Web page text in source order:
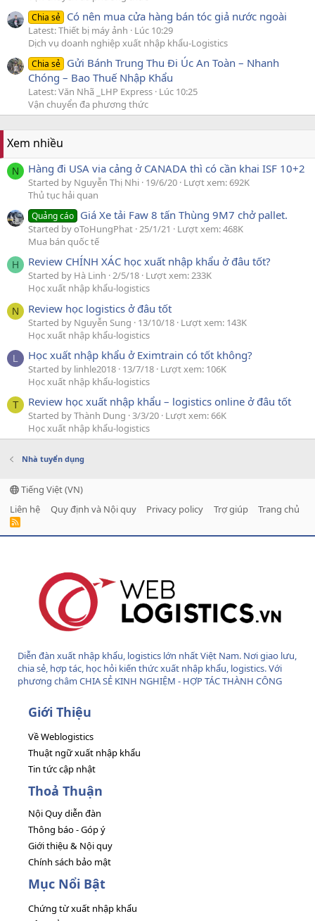
Chia sẻ Có nên mua cửa hàng bán tóc giả nước ngoài
Latest: Thiết bị máy ảnh
Lúc 10:29
Dịch vụ doanh nghiệp xuất nhập khẩu-Logistics
Chia sẻ Gửi Bánh Trung Thu Đi Úc An Toàn – Nhanh
Chóng – Bao Thuế Nhập Khẩu
Latest: Văn Nhã _LHP Express Lúc 10:25
Vận chuyển đa phương thức
Xem nhiều
N Hàng đi USA via cảng ở CANADA thì có cần khai ISF 10+2
Started by Nguyễn Thị Nhi 19/6/20 Lượt xem: 692K
Thủ tục hải quan
Quảng cáo Giá Xe tải Faw 8 tấn Thùng 9M7 chở pallet.
Started by oToHungPhat 25/1/21
Lượt xem: 468K
Mua bán quốc tế
H Review CHÍNH XÁC học xuất nhập khẩu ở đâu tốt?
Started by Hà Linh 2/5/18 Lượt xem: 233K
Học xuất nhập khẩu-logistics
N Review học logistics ở đâu tốt
Started by Nguyễn Sung 13/10/18 Lượt xem: 143K
Học xuất nhập khẩu-logistics
L Học xuất nhập khẩu ở Eximtrain có tốt không?
Started by linhle2018 13/7/18 Lượt xem: 106K
Học xuất nhập khẩu-logistics
T Review học xuất nhập khẩu – logistics online ở đâu tốt
Started by Thành Dung 3/3/20 Lượt xem: 66K
Học xuất nhập khẩu-logistics
Nhà tuyển dụng
Tiếng Việt (VN)
Liên hệ
Quy định và Nội quy Privacy policy Trợ giúp Trang chủ
R
Diễn đàn xuất nhập khẩu, logistics lớn nhất Việt Nam. Nơi giao lưu,
chia sẻ, hợp tác, học hỏi kiến thức xuất nhập khẩu, logistics. Với
phương châm CHIA SẺ KINH NGHIỆM - HỢP TÁC THÀNH CÔNG
Giới Thiệu
Về Weblogistics
Thuật ngữ xuất nhập khẩu
Tin tức cập nhật
Thoả Thuận
Nội Quy diễn đàn
Thông báo - Góp ý
Giới thiệu & Nội quy
Chính sách bảo mật
Mục Nổi Bật
Chứng từ xuất nhập khẩu